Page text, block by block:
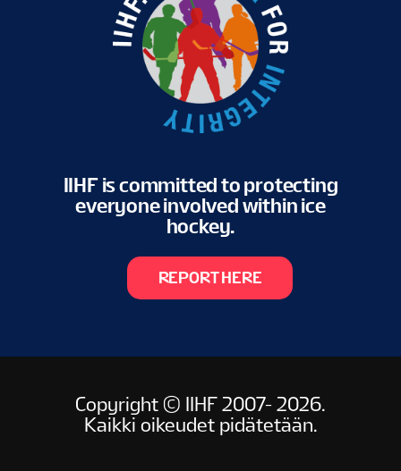
IIHF is committed to protecting
everyone involved within ice
hockey.
REPORT HERE
Copyright © IIHF 2007- 2026.
Kaikki oikeudet pidätetään.